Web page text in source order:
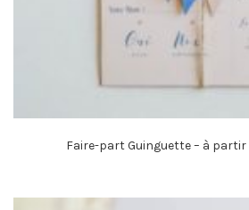
Faire-part Guinguette – à partir